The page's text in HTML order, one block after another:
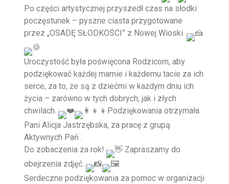
Po części artystycznej przyszedł czas na słodki
poczęstunek – pyszne ciasta przygotowane
przez „OSADĘ SŁODKOŚCI” z Nowej Wioski.
Uroczystość była poświęcona Rodzicom, aby
podziękować każdej mamie i każdemu tacie za ich
serce, za to, że są z dziećmi w każdym dniu ich
życia – zarówno w tych dobrych, jak i złych
chwilach.
Podziękowania otrzymała
Pani Alicja Jastrzębska, za pracę z grupą
Aktywnych Pań .
Do zobaczenia za rok!
Zapraszamy do
obejrzenia zdjęć.
Serdeczne podziękowania za pomoc w organizacji